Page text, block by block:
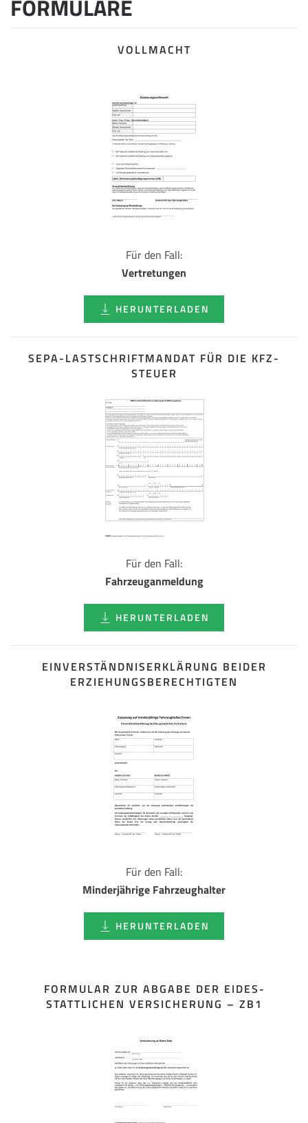
FORMULARE
VOLLMACHT
Für den Fall:
Vertretungen
HERUNTERLADEN
SEPA-LASTSCHRIFT­MANDAT FÜR DIE KFZ-
STEUER
Für den Fall:
Fahrzeuganmeldung
HERUNTERLADEN
EINVERSTÄNDNISERKLÄRUNG BEIDER
ERZIEHUNGSBERECHTIGTEN
Für den Fall:
Minderjährige Fahrzeughalter
HERUNTERLADEN
FORMULAR ZUR ABGABE DER EIDES­
STATTLICHEN VERSICHERUNG – ZB1